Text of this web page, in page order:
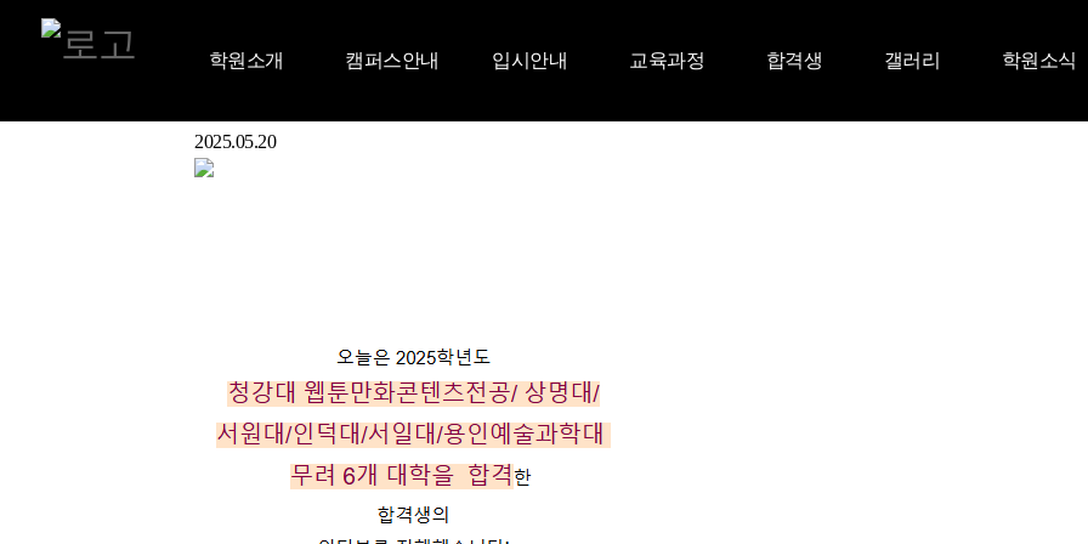
학원소개 캠퍼스안내 입시안내 교육과정 합격생 갤러리 학원소식
Admitted Student
합격생 명단
합격생 인터뷰
2025.05.20